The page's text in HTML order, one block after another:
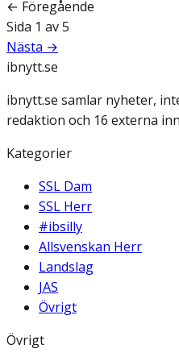
← Föregående
Sida 1 av5
Nästa →
ibnytt.se
ibnytt.se samlar nyheter,
redaktion och 16 externa
Kategorier
SSL Dam
SSL Herr
#ibsilly
Allsvenskan Herr
Landslag
JAS
Övrigt
Övrigt